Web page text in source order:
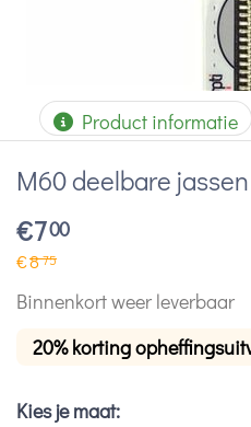
Product informatie
M60 deelbare
€700
€875
Binnenkort weer leverbaar
20% korting
Kies je maat: